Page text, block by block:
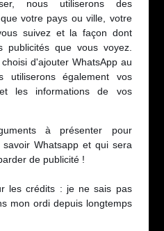
nous utiliserons des
votre pays ou ville, votre
suivez et la façon dont
publicités que vous voyez.
d'ajouter WhatsApp au
utiliserons également vos
les informations de vos
à présenter pour
Whatsapp et qui sera
de publicité !
les crédits : je ne sais pas
mon ordi depuis longtemps